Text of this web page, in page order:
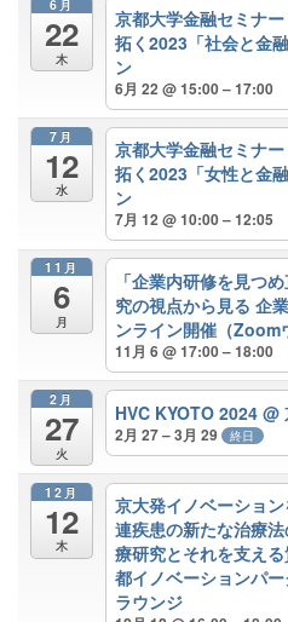
6月
22
木
京都大学金融セミナ
拓く2023「社会と金
ン
6月 22 @ 15:00 – 17:00
7月
12
水
京都大学金融セミナ
拓く2023「女性と金
ン
7月 12 @ 10:00 – 12:05
11月
6
月
「企業内研修を見つ
究の視点から見る 企
ンライン開催（Zoom
11月 6 @ 17:00 – 18:00
2月
27
火
HVC KYOTO 2024@
2月 27 – 3月 29 終日
12月
12
木
京大発イノベーショ
連疾患の新たな治療
療研究とそれを支え
都イノベーションパ
ラウンジ